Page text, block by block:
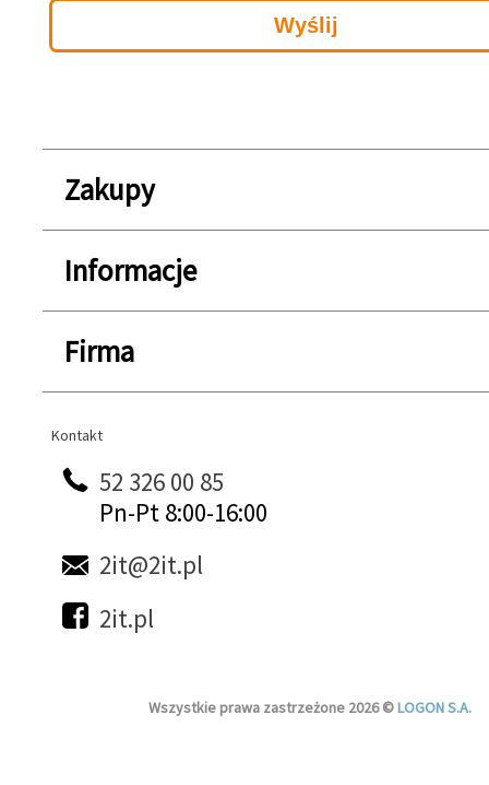
Zakupy
Informacje
Firma
Kontakt
Kontakt
52 326 00 85
Pn-Pt 8:00-16:00
2it@2it.pl
2it.pl
Wszystkie prawa zastrzeżone 2026 ©LOGON S.A.